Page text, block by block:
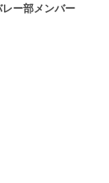
レー部メンバー